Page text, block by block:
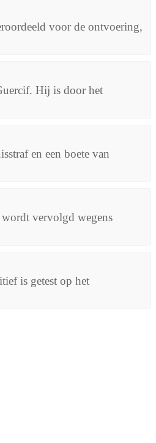
voor de ontvoering,
Hij is door het
en een boete van
vervolgd wegens
is getest op het